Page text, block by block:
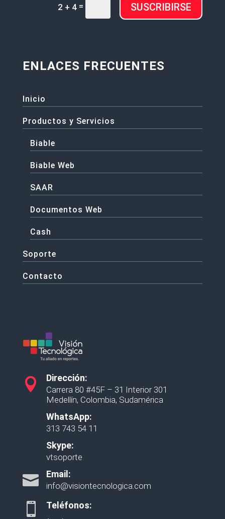
2 + 4 = SUSCRIBIRSE
ENLACES FRECUENTES
Inicio
Productos y Servicios
Biable
Biable Web
SAAR
Documentos Web
Cash
Soporte
Contacto
 Dirección:
Carrera 80 #45F – 31 Interior 301
Medellín, Colombia, Sudamérica
WhatsApp:
313 743 54 11
Skype:
vtsoporte
 Email:
info@visiontecnologica.com
 Teléfonos: